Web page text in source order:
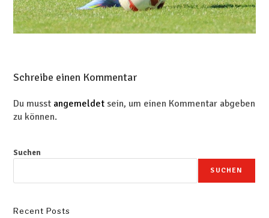
Schreibe einen Kommentar
Du musst angemeldet sein, um einen Kommentar abgeben
zu können.
Suchen
SUCHEN
Recent Posts